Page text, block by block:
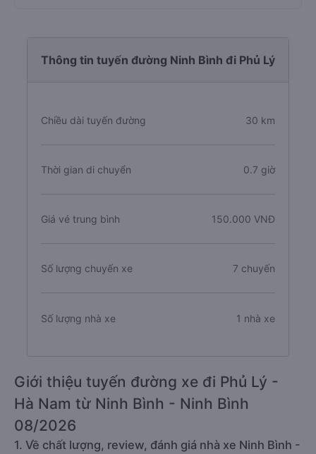
Thông tin tuyến đường Ninh Bình đi Phủ Lý
Chiều dài tuyến đường 30 km
Thời gian di chuyển 0.7 giờ
Giá vé trung bình 150.000 VNĐ
Số lượng chuyến xe 7 chuyến
Số lượng nhà xe 1 nhà xe
Giới thiệu tuyến đường xe đi Phủ Lý -
Hà Nam từ Ninh Bình - Ninh Bình
08/2026
1. Về chất lượng, review, đánh giá nhà xe Ninh Bình -